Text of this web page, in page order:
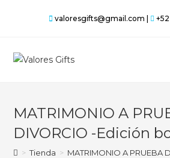
valoresgifts@gmail.com |
MATRIMONIO A
DIVORCIO -Edición
> Tienda > MATRIMONIO A PRUEBA